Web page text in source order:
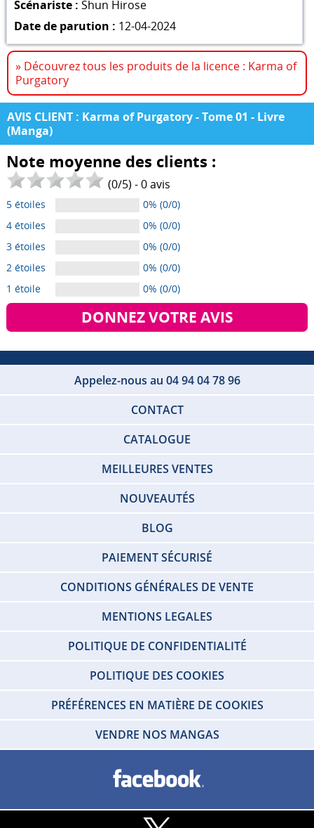
Scénariste : Shun Hirose
Date de parution : 12-04-2024
» Découvrez tous les produits de la licence : Karma of
Purgatory
AVIS CLIENT : Karma of Purgatory - Tome 01 - Livre
(Manga)
Note moyenne des clients :
(0/5) -0avis
5 étoiles
0% (0/0)
4 étoiles
0% (0/0)
3 étoiles
0% (0/0)
2 étoiles
0% (0/0)
1 étoile
0% (0/0)
DONNEZ VOTRE AVIS
Appelez-nous au 04 94 04 78 96
CONTACT
CATALOGUE
MEILLEURES VENTES
NOUVEAUTÉS
BLOG
PAIEMENT SÉCURISÉ
CONDITIONS GÉNÉRALES DE VENTE
MENTIONS LEGALES
POLITIQUE DE CONFIDENTIALITÉ
POLITIQUE DES COOKIES
PRÉFÉRENCES EN MATIÈRE DE COOKIES
VENDRE NOS MANGAS